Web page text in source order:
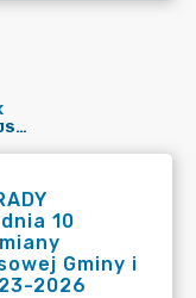
UCHWAŁA NR 0007.50.2023 RADY MIEJSKIEJ W TULISZKOWIE Z DNIA 10 SIERPNIA 2023 R. W SPRAWIE ZMIANY WIELOLETNIEJ PROGNOZY FINANSOWEJ GMINY I MIASTA TULISZKÓW NA LATA 2023-2026
dnia 10
Gminy i
2026